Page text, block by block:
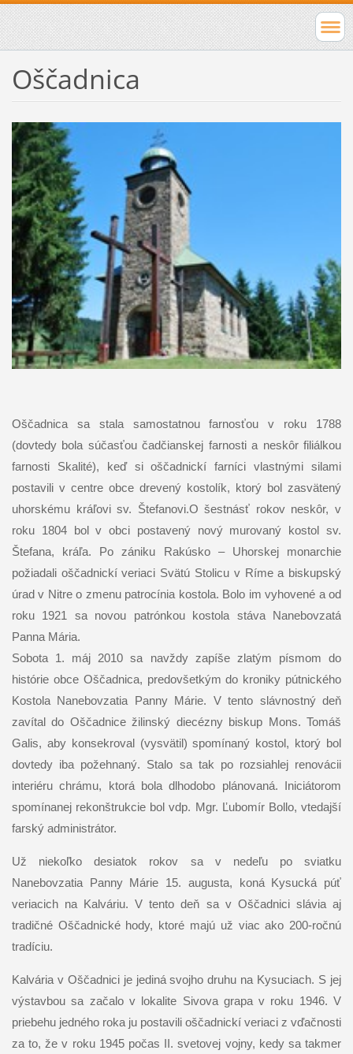
Oščadnica
Oščadnica sa stala samostatnou farnosťou v roku 1788
(dovtedy bola súčasťou čadčianskej farnosti a neskôr filiálkou
farnosti Skalité), keď si oščadnickí farníci vlastnými silami
postavili v centre obce drevený kostolík, ktorý bol zasvätený
uhorskému kráľovi sv. Štefanovi.O šestnásť rokov neskôr, v
roku 1804 bol v obci postavený nový murovaný kostol sv.
Štefana, kráľa. Po zániku Rakúsko – Uhorskej monarchie
požiadali oščadnickí veriaci Svätú Stolicu v Ríme a biskupský
úrad v Nitre o zmenu patrocínia kostola. Bolo im vyhovené a od
roku 1921 sa novou patrónkou kostola stáva Nanebovzatá
Panna Mária.
Sobota 1. máj 2010 sa navždy zapíše zlatým písmom do
histórie obce Oščadnica, predovšetkým do kroniky pútnického
Kostola Nanebovzatia Panny Márie. V tento slávnostný deň
zavítal do Oščadnice žilinský diecézny biskup Mons. Tomáš
Galis, aby konsekroval (vysvätil) spomínaný kostol, ktorý bol
dovtedy iba požehnaný. Stalo sa tak po rozsiahlej renovácii
interiéru chrámu, ktorá bola dlhodobo plánovaná. Iniciátorom
spomínanej rekonštrukcie bol vdp. Mgr. Ľubomír Bollo, vtedajší
farský administrátor.
Už niekoľko desiatok rokov sa v nedeľu po sviatku
Nanebovzatia Panny Márie 15. augusta, koná Kysucká púť
veriacich na Kalváriu. V tento deň sa v Oščadnici slávia aj
tradičné Oščadnické hody, ktoré majú už viac ako 200-ročnú
tradíciu.
Kalvária v Oščadnici je jediná svojho druhu na Kysuciach. S jej
výstavbou sa začalo v lokalite Sivova grapa v roku 1946. V
priebehu jedného roka ju postavili oščadnickí veriaci z vďačnosti
za to, že v roku 1945 počas II. svetovej vojny, kedy sa takmer